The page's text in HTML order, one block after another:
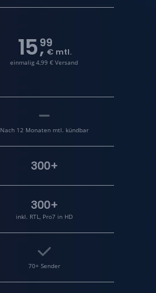
15,
99
€ mtl.
einmalig 4,99 € Versand
Nach 12 Monaten mtl. kündbar
300+
300+
inkl. RTL, Pro7 in HD
70+ Sender